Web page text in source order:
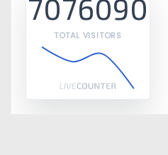
7076090
TOTAL VISITORS